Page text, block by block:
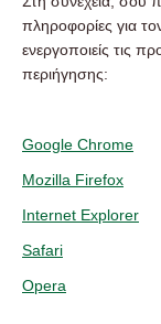
πληροφορίες για
ενεργοποιείς τις
περιήγησης:
Google Chrome
Mozilla Firefox
Internet Explorer
Safari
Opera